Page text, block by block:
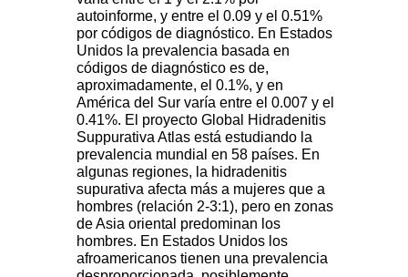
autoinforme, y entre el 0.09 y el 0.51%
por códigos de diagnóstico. En Estados
Unidos la prevalencia basada en
códigos de diagnóstico es de,
aproximadamente, el 0.1%, y en
América del Sur varía entre el 0.007 y el
0.41%. El proyecto Global Hidradenitis
Suppurativa Atlas está estudiando la
prevalencia mundial en 58 países. En
algunas regiones, la hidradenitis
supurativa afecta más a mujeres que a
hombres (relación 2-3:1), pero en zonas
de Asia oriental predominan los
hombres. En Estados Unidos los
afroamericanos tienen una prevalencia